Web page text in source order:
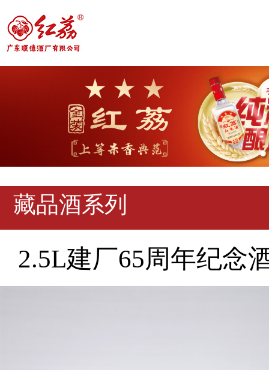
藏品酒系列
2.5L建厂65周年纪念